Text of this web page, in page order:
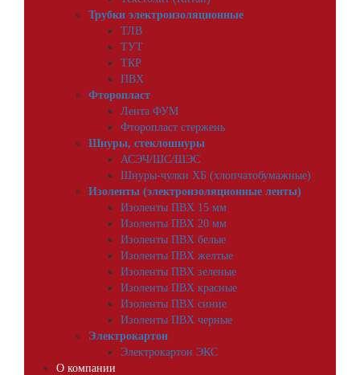
Трубки электроизоляционные
ТЛВ
ТУТ
ТКР
ПВХ
Фторопласт
Лента ФУМ
Фторопласт стержень
Шнуры, стеклошнуры
АСЭЧ/ШС/ШЭС
Шнуры-чулки ХБ (хлопчатобумажные)
Изоленты (электроизоляционные ленты)
Изоленты ПВХ 15 мм
Изоленты ПВХ 20 мм
Изоленты ПВХ белые
Изоленты ПВХ желтые
Изоленты ПВХ зеленые
Изоленты ПВХ красные
Изоленты ПВХ синие
Изоленты ПВХ черные
Электрокартон
Электрокартон ЭКС
О компании